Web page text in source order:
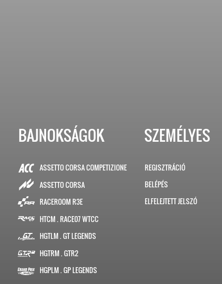
BAJNOKSÁGOK
ASSETTO CORSA COMPETIZIONE
ASSETTO CORSA
RACEROOM R3E
HTCM . RACE07 WTCC
HGTLM . GT LEGENDS
HGTRM . GTR2
HGPLM . GP LEGENDS
SZEMÉLYES
REGISZTRÁCIÓ
BELÉPÉS
ELFELEJTETT JELSZÓ